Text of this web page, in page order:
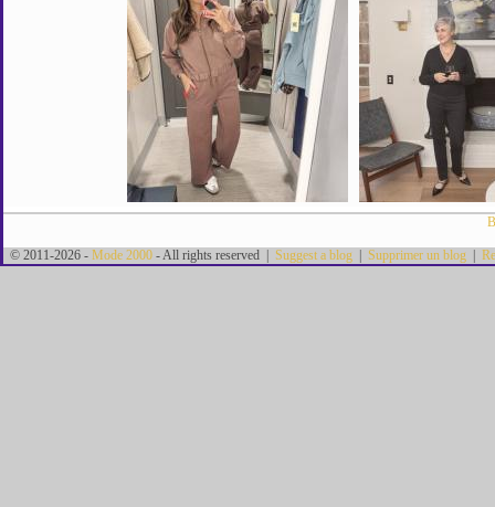
© 2011-2026 - Mode 2000 - All rights reserved | Suggest a blog Supprimer un blog